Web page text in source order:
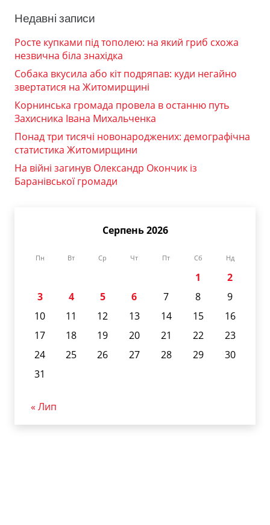
Недавні записи
Росте купками під тополею: на який гриб схожа
незвична біла знахідка
Собака вкусила або кіт подряпав: куди негайно
звертатися на Житомирщині
Корнинська громада провела в останню путь
Захисника Івана Михальченка
Понад три тисячі новонароджених: демографічна
статистика Житомирщини
На війні загинув Олександр Окончик із
Баранівської громади
Серпень 2026
Пн Вт Ср Чт Пт Сб Нд
1
2
3
4 5 6 7 8
9
10
11 12 13 14 15
16
17
18 19 20 21 22
23
24
25 26 27 28 29
30
31
« Лип